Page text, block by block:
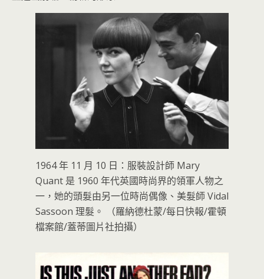
1964 年 11 月 10 日：服裝設計師 Mary
Quant 是 1960 年代英國時尚界的領軍人物之
一，她的頭髮由另一位時尚偶像、美髮師 Vidal
Sassoon 理髮。 （羅納德杜蒙/每日快報/霍頓
檔案館/蓋蒂圖片社拍攝）